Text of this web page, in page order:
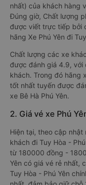
nhất) của khách hàng
Đúng giờ, Chất lượng
được viết trực tiếp bởi
hãng Xe Phú Yên đi
Chất lượng các xe
được đánh giá 4.9, với
khách. Trong đó hãng
tốt nhất tuyến được
xe Bê Hà Phú Yên.
2. Giá vé xe Phú
Hiện tại, theo cập nhật
khách đi Tuy Hòa -
từ 180000 đồng -
Yên có giá vé rẻ nhất,
Tuy Hòa - Phú Yên